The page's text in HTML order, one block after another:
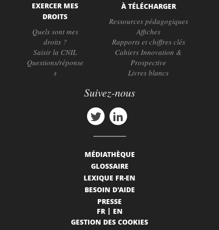
EXERCER MES
DROITS
Quels sont mes
droits ?
Saisir la CNIL
Questions/réponse
s
À TÉLÉCHARGER
Ressources pédagogiques
Affiches
Rapports et chiffres clés
Cahiers Innovation &
Prospective
Livres blancs
Suivez-nous
MÉDIATHÈQUE
GLOSSAIRE
LEXIQUE FR-EN
BESOIN D'AIDE
PRESSE
FR
EN
GESTION DES COOKIES